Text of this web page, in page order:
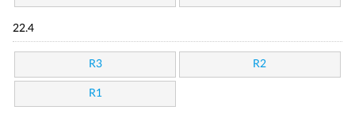
22.4
R3 R2
R1